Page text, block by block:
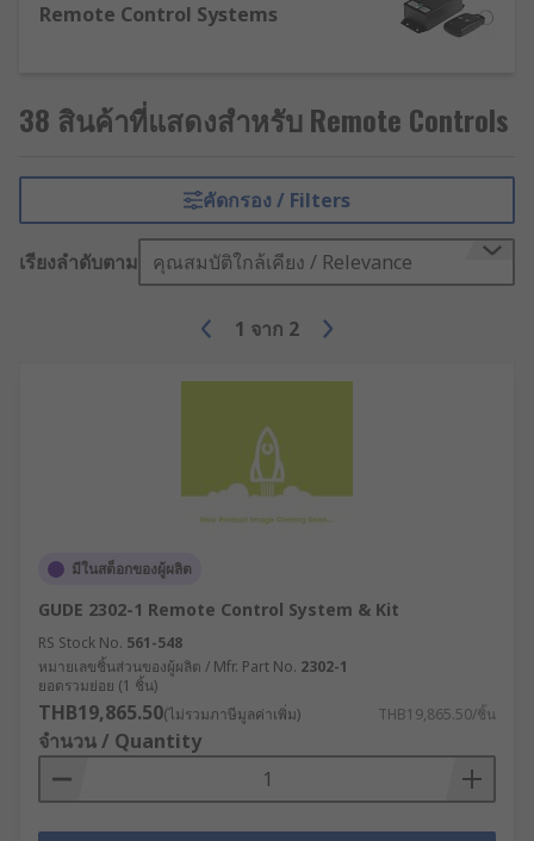
Remote Control Systems
38 สินค้าที่แสดงสำหรับ Remote Controls
คัดกรอง / Filters
เรียงลำดับตาม คุณสมบัติใกล้เคียง / Relevance
1 จาก 2
มีในสต็อกของผู้ผลิต
GUDE 2302-1 Remote Control System & Kit
RS Stock No. 561-548
หมายเลขชิ้นส่วนของผู้ผลิต / Mfr. Part No. 2302-1
ยอดรวมย่อย (1 ชิ้น)
THB19,865.50(ไม่รวมภาษีมูลค่าเพิ่ม) THB19,865.50/ชิ้น
จำนวน / Quantity